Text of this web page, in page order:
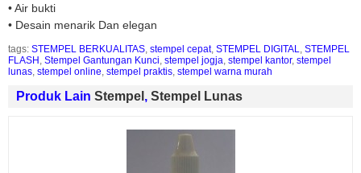
• Air bukti
• Desain menarik Dan elegan
tags: STEMPEL BERKUALITAS stempel cepat, STEMPEL DIGITAL
STEMPEL
FLASH Stempel Gantungan Kunci stempel jogja stempel kantor, stempel
lunas stempel online stempel praktis stempel warna murah
Produk Lain Stempel , Stempel Lunas